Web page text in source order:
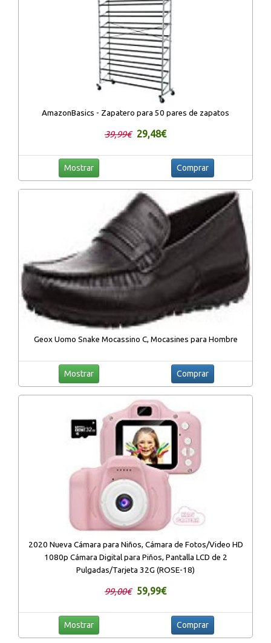
AmazonBasics - Zapatero para 50 pares de zapatos
39,99€ 29,48€
Mostrar Comprar
Geox Uomo Snake Mocassino C, Mocasines para Hombre
Mostrar Comprar
2020 Nueva Cámara para Niños, Cámara de Fotos/Video HD
1080p Cámara Digital para Piños, Pantalla LCD de 2
Pulgadas/Tarjeta 32G (ROSE-18)
99,00€ 59,99€
Mostrar Comprar